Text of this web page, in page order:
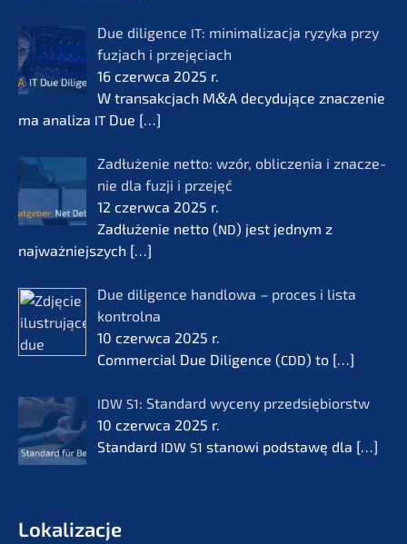
Due diligence IT: minima­li­zac­ja ryzyka przy
fuzjach i przejęciach
16 czerw­ca 2025 r.
W transak­c­jach M&A decydu­jące znacze­nie
ma anali­za IT Due […]
Zadłuże­nie netto: wzór, oblic­ze­nia i znacze­
nie dla fuzji i przejęć
12 czerw­ca 2025 r.
Zadłuże­nie netto (ND) jest jednym z
najważ­nie­js­zych […]
Due diligence handlo­wa – proces i lista
kontrol­na
10 czerw­ca 2025 r.
Commer­cial Due Diligence (CDD) to […]
IDW S1: Standard wyceny przedsię­bi­orstw
10 czerw­ca 2025 r.
Standard IDW S1 stanowi podsta­wę dla […]
Lokali­zac­je